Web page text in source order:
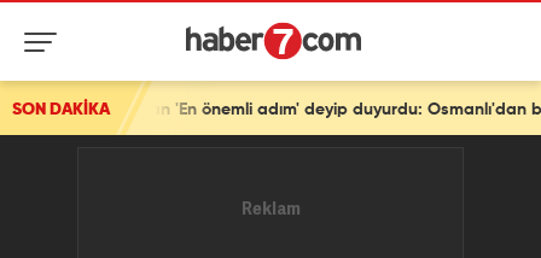
SON DAKİKA Türkiye'den tarihi mesaj! Bakan Fidan 'En önemli adım' deyip duyurdu: Osmanlı'dan beri...